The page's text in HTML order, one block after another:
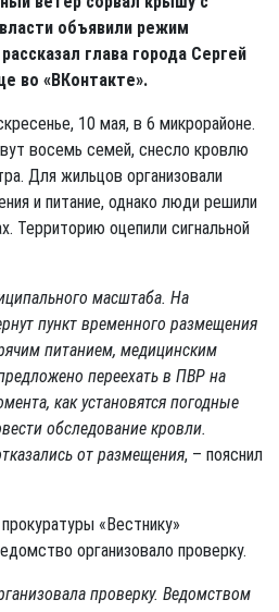
объявили режим
глава города Сергей
во «ВКонтакте».
10 мая, в 6 микрорайоне.
восемь семей, снесло кровлю
Для жильцов организовали
и питание, однако люди решили
Территорию оцепили сигнальной
масштаба. На
пункт временного размещения
питанием, медицинским
переехать в ПВР на
как установятся погодные
обследование кровли.
от размещения, – пояснил
«Вестнику»
организовало проверку.
проверку. Ведомством